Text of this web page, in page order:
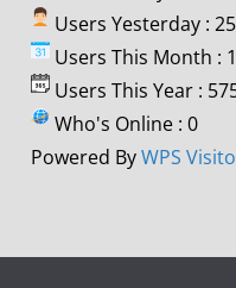
Users Yesterday :
Users This Month :
Users This Year :
Who's Online : 0
Powered ByWPS